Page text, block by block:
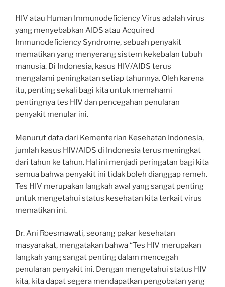
HIV atau Human Immunodeficiency Virus adalah virus
yang menyebabkan AIDS atau Acquired
Immunodeficiency Syndrome, sebuah penyakit
mematikan yang menyerang sistem kekebalan tubuh
manusia. Di Indonesia, kasus HIV/AIDS terus
mengalami peningkatan setiap tahunnya. Oleh karena
itu, penting sekali bagi kita untuk memahami
pentingnya tes HIV dan pencegahan penularan
penyakit menular ini.
Menurut data dari Kementerian Kesehatan Indonesia,
jumlah kasus HIV/AIDS di Indonesia terus meningkat
dari tahun ke tahun. Hal ini menjadi peringatan bagi kita
semua bahwa penyakit ini tidak boleh dianggap remeh.
Tes HIV merupakan langkah awal yang sangat penting
untuk mengetahui status kesehatan kita terkait virus
mematikan ini.
Dr. Ani Roesmawati, seorang pakar kesehatan
masyarakat, mengatakan bahwa “Tes HIV merupakan
langkah yang sangat penting dalam mencegah
penularan penyakit ini. Dengan mengetahui status HIV
kita, kita dapat segera mendapatkan pengobatan yang